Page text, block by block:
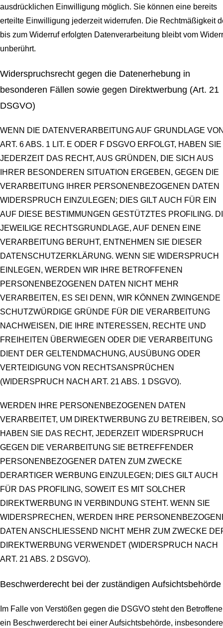
ausdrücklichen Einwilligung möglich. Sie können eine bereits
erteilte Einwilligung jederzeit widerrufen. Die Rechtmäßigkeit
bis zum Widerruf erfolgten Datenverarbeitung bleibt vom
unberührt.
Widerspruchsrecht gegen die Datenerhebung in
besonderen Fällen sowie gegen Direktwerbung (Art. 21
DSGVO)
WENN DIE DATENVERARBEITUNG AUF GRUNDLAGE
ART. 6 ABS. 1 LIT. E ODER F DSGVO ERFOLGT, HABEN SIE
JEDERZEIT DAS RECHT, AUS GRÜNDEN, DIE SICH AUS
IHRER BESONDEREN SITUATION ERGEBEN, GEGEN DIE
VERARBEITUNG IHRER PERSONENBEZOGENEN DATEN
WIDERSPRUCH EINZULEGEN; DIES GILT AUCH FÜR EIN
AUF DIESE BESTIMMUNGEN GESTÜTZTES PROFILING.
JEWEILIGE RECHTSGRUNDLAGE, AUF DENEN EINE
VERARBEITUNG BERUHT, ENTNEHMEN SIE DIESER
DATENSCHUTZERKLÄRUNG. WENN SIE WIDERSPRUCH
EINLEGEN, WERDEN WIR IHRE BETROFFENEN
PERSONENBEZOGENEN DATEN NICHT MEHR
VERARBEITEN, ES SEI DENN, WIR KÖNNEN ZWINGENDE
SCHUTZWÜRDIGE GRÜNDE FÜR DIE VERARBEITUNG
NACHWEISEN, DIE IHRE INTERESSEN, RECHTE UND
FREIHEITEN ÜBERWIEGEN ODER DIE VERARBEITUNG
DIENT DER GELTENDMACHUNG, AUSÜBUNG ODER
VERTEIDIGUNG VON RECHTSANSPRÜCHEN
(WIDERSPRUCH NACH ART. 21 ABS. 1 DSGVO).
WERDEN IHRE PERSONENBEZOGENEN DATEN
VERARBEITET, UM DIREKTWERBUNG ZU BETREIBEN, SO
HABEN SIE DAS RECHT, JEDERZEIT WIDERSPRUCH
GEGEN DIE VERARBEITUNG SIE BETREFFENDER
PERSONENBEZOGENER DATEN ZUM ZWECKE
DERARTIGER WERBUNG EINZULEGEN; DIES GILT AUCH
FÜR DAS PROFILING, SOWEIT ES MIT SOLCHER
DIREKTWERBUNG IN VERBINDUNG STEHT. WENN SIE
WIDERSPRECHEN, WERDEN IHRE
DATEN ANSCHLIESSEND NICHT MEHR ZUM ZWECKE
DIREKTWERBUNG VERWENDET (WIDERSPRUCH NACH
ART. 21 ABS. 2 DSGVO).
Beschwerde­recht bei der zuständigen Aufsichts­behörde
Im Falle von Verstößen gegen die DSGVO steht den
ein Beschwerderecht bei einer Aufsichtsbehörde,